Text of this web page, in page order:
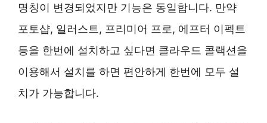
명칭이 변경되었지만 기능은 동일합니다. 만약
포토샵, 일러스트, 프리미어 프로, 에프터 이펙트
등을 한번에 설치하고 싶다면 클라우드 콜랙션을
이용해서 설치를 하면 편안하게 한번에 모두 설
치가 가능합니다.